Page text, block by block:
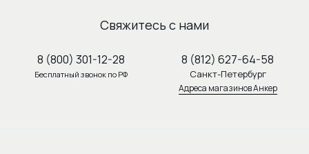
Свяжитесь с нами
8 (800) 301-12-28
Бесплатный звонок по РФ
8 (812) 627-64-58
Санкт-Петербург
Адреса магазинов Анкер